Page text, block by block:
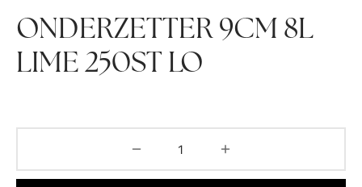
ONDERZETTER 9CM 8L
LIME 250ST LO